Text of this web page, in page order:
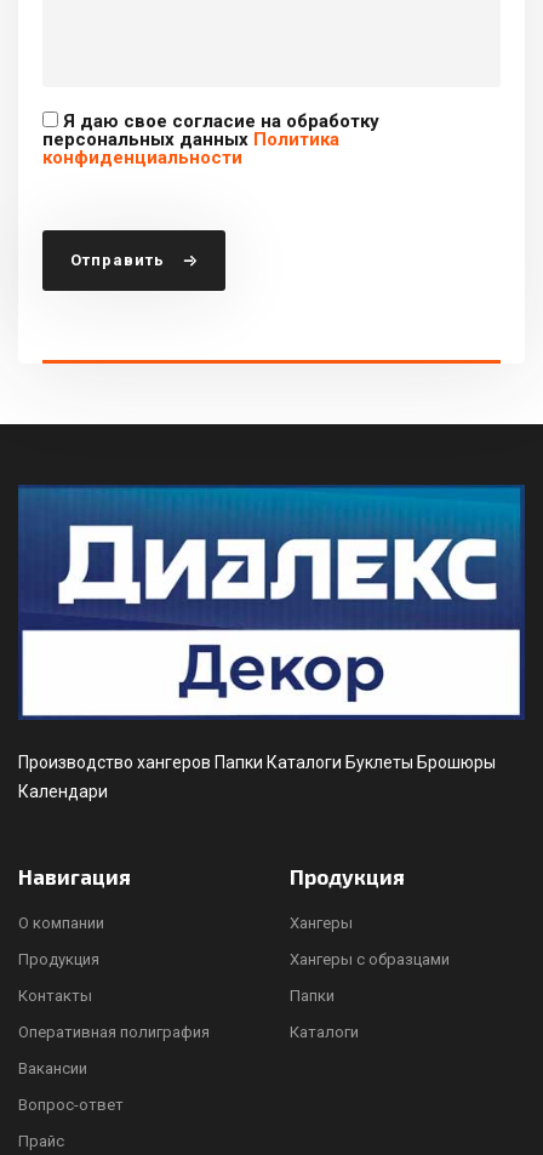
Я даю свое согласие на обработку
персональных данных Политика
конфиденциальности
Отправить
Производство хангеров Папки Каталоги Буклеты Брошюры
Календари
Навигация
О компании
Продукция
Контакты
Оперативная полиграфия
Вакансии
Вопрос-ответ
Прайс
Продукция
Хангеры
Хангеры с образцами
Папки
Каталоги